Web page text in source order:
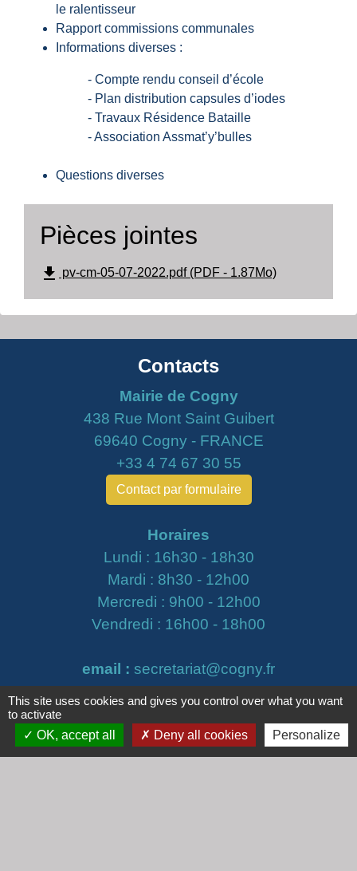
le ralentisseur
Rapport commissions communales
Informations diverses :
- Compte rendu conseil d’école
- Plan distribution capsules d’iodes
- Travaux Résidence Bataille
- Association Assmat’y’bulles
Questions diverses
Pièces jointes
file_download pv-cm-05-07-2022.pdf (PDF - 1.87Mo)
Contacts
Mairie de Cogny
438 Rue Mont Saint Guibert
69640 Cogny - FRANCE
+33 4 74 67 30 55
Contact par formulaire
Horaires
Lundi : 16h30 - 18h30
Mardi : 8h30 - 12h00
Mercredi : 9h00 - 12h00
Vendredi : 16h00 - 18h00
email : secretariat@cogny.fr
Liens
This site uses cookies and gives you control over what you want
to activate
OK, accept all
Deny all cookies Personalize